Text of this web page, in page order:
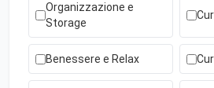
Organizzazione e
Storage
Benessere e Relax